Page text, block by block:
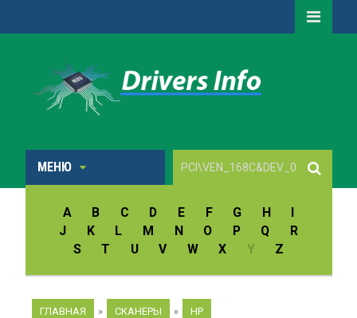
МЕНЮ
A B C D E F G H
I
J
K L M N O P Q
R
S
T U V W X Y Z
ГЛАВНАЯ » СКАНЕРЫ » HP